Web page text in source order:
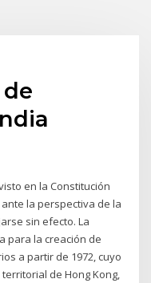
en la Constitución
la perspectiva de la
sin efecto. La
para la creación de
a partir de 1972, cuyo
de Hong Kong,